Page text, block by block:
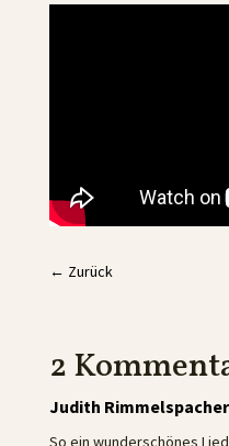
← Zurück
2
Judith Rimmelspacher
So ein wunderschönes